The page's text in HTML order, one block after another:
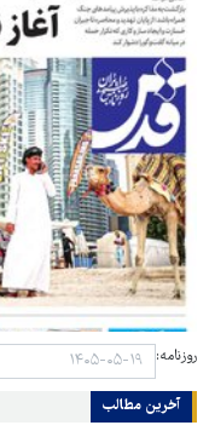
روزنامه:
آخرین مطالب